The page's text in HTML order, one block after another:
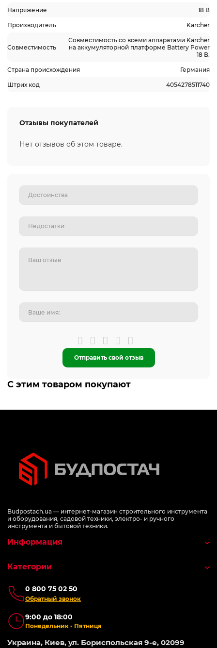
Напряжение 18 В
Производитель Karcher
Совместимость
Совместимость со всеми аппаратами Kärcher
на аккумуляторной платформе Battery Power
18 В.
Страна происхождения Германия
Штрих код 4054278511740
Отзывы покупателей
Нет отзывов об этом товаре.
Отправить свой отзыв
С этим товаром покупают
Budpostach.ua — интернет-магазин строительного инструмента
и оборудования, садовой техники, электро- и ручного
инструмента и бытовой техники.
0 800 75 02 50
Обратный звонок
9:00 до 18:00
Понедельник - Пятница
Украина, Киев, ул. Бориспольская 9-е, 02099
Информация
Категории